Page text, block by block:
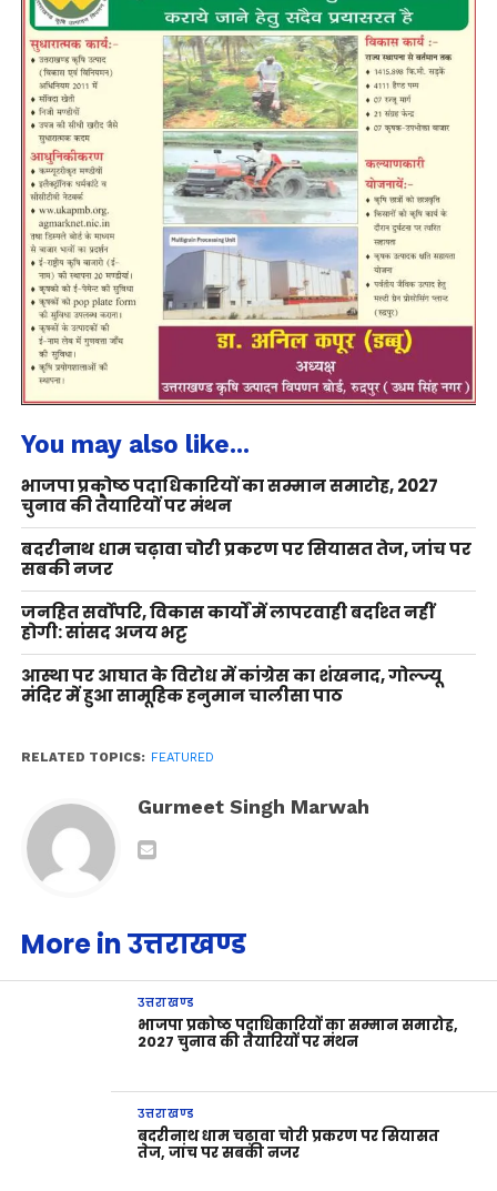
You may also like...
भाजपा प्रकोष्ठ पदाधिकारियों का सम्मान समारोह, 2027
चुनाव की तैयारियों पर मंथन
बदरीनाथ धाम चढ़ावा चोरी प्रकरण पर सियासत तेज, जांच पर
सबकी नजर
जनहित सर्वोपरि, विकास कार्यों में लापरवाही बर्दाश्त नहीं
होगी: सांसद अजय भट्ट
आस्था पर आघात के विरोध में कांग्रेस का शंखनाद, गोल्ज्यू
मंदिर में हुआ सामूहिक हनुमान चालीसा पाठ
RELATED TOPICS: FEATURED
Gurmeet Singh Marwah
More in उत्तराखण्ड
उत्तराखण्ड
भाजपा प्रकोष्ठ पदाधिकारियों का सम्मान समारोह,
2027 चुनाव की तैयारियों पर मंथन
उत्तराखण्ड
बदरीनाथ धाम चढ़ावा चोरी प्रकरण पर सियासत
तेज, जांच पर सबकी नजर